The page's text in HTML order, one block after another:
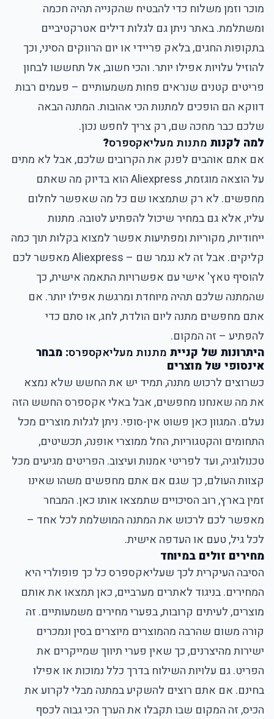
מוכר וזמן משלוח כדי להבטיח שהקנייה תהיה חכמה
ומשתלמת. באתר ניתן גם לגלות דילים אטרקטיביים
בתקופות החגים, בלאק פריידי או יום הרווקים הסיני, וכך
להוזיל עלויות אפילו יותר. והכי חשוב, אל תחששו לבחון
פריטים קטנים שנראים פחות משמעותיים – פעמים רבות
דווקא הם הופכים למתנות הכי אהובות. המתנה הבאה
שלכם כבר מחכה שם, רק צריך לחפש נכון.
למה לקנות מתנות מעליאקספרס?
אם אתם אוהבים לפנק את הקרובים שלכם, אבל לא מתים
על הוצאה מוגזמת, Aliexpress הוא בדיוק מה שאתם
מחפשים. לא רק שתמצאו שם כל מה שאפשר לחלום
עליו, אלא גם במחיר שיכול להפתיע לטובה. מתנות
ייחודיות, מקוריות ומפתיעות אפשר למצוא בקלות תוך כמה
קליקים. אבל זה לא נגמר שם – Aliexpress מאפשר לכם
להוסיף טאץ' אישי עם אפשרויות התאמה אישית, כך
שהמתנה שלכם תהיה מיוחדת ומרגשת אפילו יותר. אם
אתם מחפשים מתנה ליום הולדת, לחג, או סתם כדי
להפתיע – זה המקום.
היתרונות של קניית מתנות מעליאקספרס: מבחר
אינסופי של מוצרים
כשרוצים לרכוש מתנה, תמיד יש את החשש שלא נמצא
את מה שאנחנו מחפשים, אבל באלי אקספרס החשש הזה
נעלם. המגוון כאן פשוט אין-סופי. ניתן לגלות מוצרים מכל
התחומים והקטגוריות, החל ממוצרי אופנה, תכשיטים,
טכנולוגיה, ועד לפריטי אמנות ועיצוב. הפריטים מגיעים מכל
קצוות העולם, כך שגם אם אתם מחפשים משהו שאינו
זמין בארץ, רוב הסיכויים שתמצאו אותו כאן. המבחר
מאפשר לכם לרכוש את המתנה המושלמת לכל אחד –
לכל גיל, טעם או העדפה אישית.
מחירים זולים במיוחד
הסיבה העיקרית לכך שעליאקספרס כל כך פופולרי היא
המחירים. בניגוד לאתרים מערביים, כאן תמצאו את אותם
מוצרים, לעיתים קרובות, בפערי מחירים משמעותיים. זה
קורה משום שהרבה מהמוצרים מיוצרים בסין ונמכרים
ישירות מהיצרנים, כך שאין פערי תיווך שמייקרים את
הפריט. גם עלויות השילוח בדרך כלל נמוכות או אפילו
בחינם. אם אתם רוצים להשקיע במתנה מבלי לקרוע את
הכיס, זה המקום שבו תקבלו את הערך הכי גבוה לכסף